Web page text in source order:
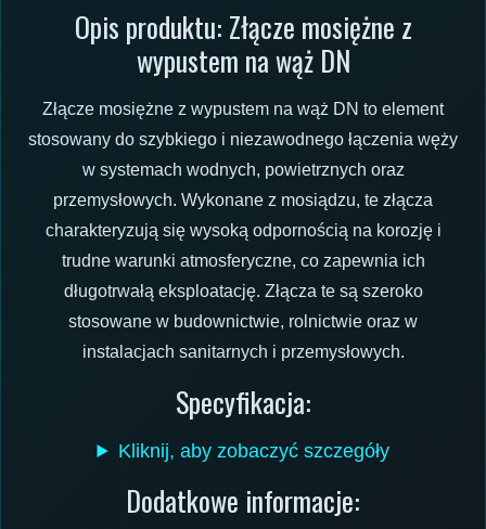
Opis produktu: Złącze mosiężne z
wypustem na wąż DN
Złącze mosiężne z wypustem na wąż DN to element
stosowany do szybkiego i niezawodnego łączenia węży
w systemach wodnych, powietrznych oraz
przemysłowych. Wykonane z mosiądzu, te złącza
charakteryzują się wysoką odpornością na korozję i
trudne warunki atmosferyczne, co zapewnia ich
długotrwałą eksploatację. Złącza te są szeroko
stosowane w budownictwie, rolnictwie oraz w
instalacjach sanitarnych i przemysłowych.
Specyfikacja:
Kliknij, aby zobaczyć szczegóły
Dodatkowe informacje: